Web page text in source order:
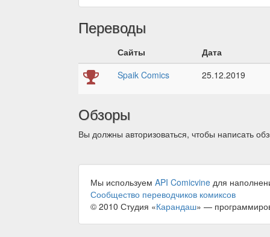
Переводы
Сайты
Дата
Spaik Comics
25.12.2019
Обзоры
Вы должны авторизоваться, чтобы написать
Мы используем API Comicvine для
Сообщество переводчиков комиксов
© 2010 Студия «Карандаш» —